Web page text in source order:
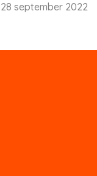
28 september 2022